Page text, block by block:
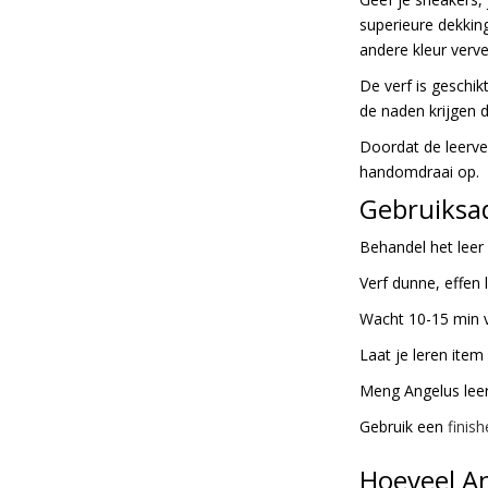
gallerij
superieure
andere kleur
De verf is
de naden krijgen
Doordat de
handomdraai op.
Behandel het
Verf dunne, effen
Wacht 10-15 min
Laat je leren
Meng Angelus
Gebruik een
Hoeveel